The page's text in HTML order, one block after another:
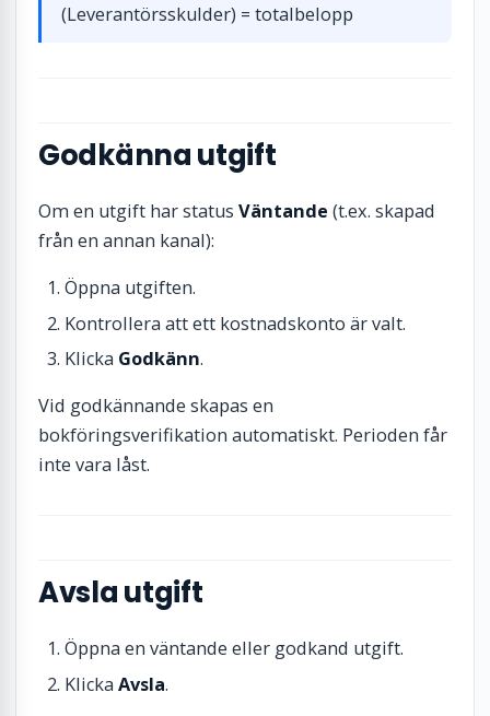
(Leverantörsskulder) = totalbelopp
Godkänna utgift
Om en utgift har status Väntande (t.ex. skapad
från en annan kanal):
Öppna utgiften.
Kontrollera att ett kostnadskonto är valt.
Klicka Godkänn.
Vid godkännande skapas en
bokföringsverifikation automatiskt. Perioden får
inte vara låst.
Avsla utgift
Öppna en väntande eller godkand utgift.
Klicka Avsla.